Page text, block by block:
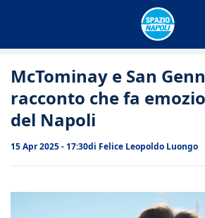
McTominay e San
racconto che fa
del Napoli
15 Apr 2025 - 17:30di Felice Leopoldo Luongo